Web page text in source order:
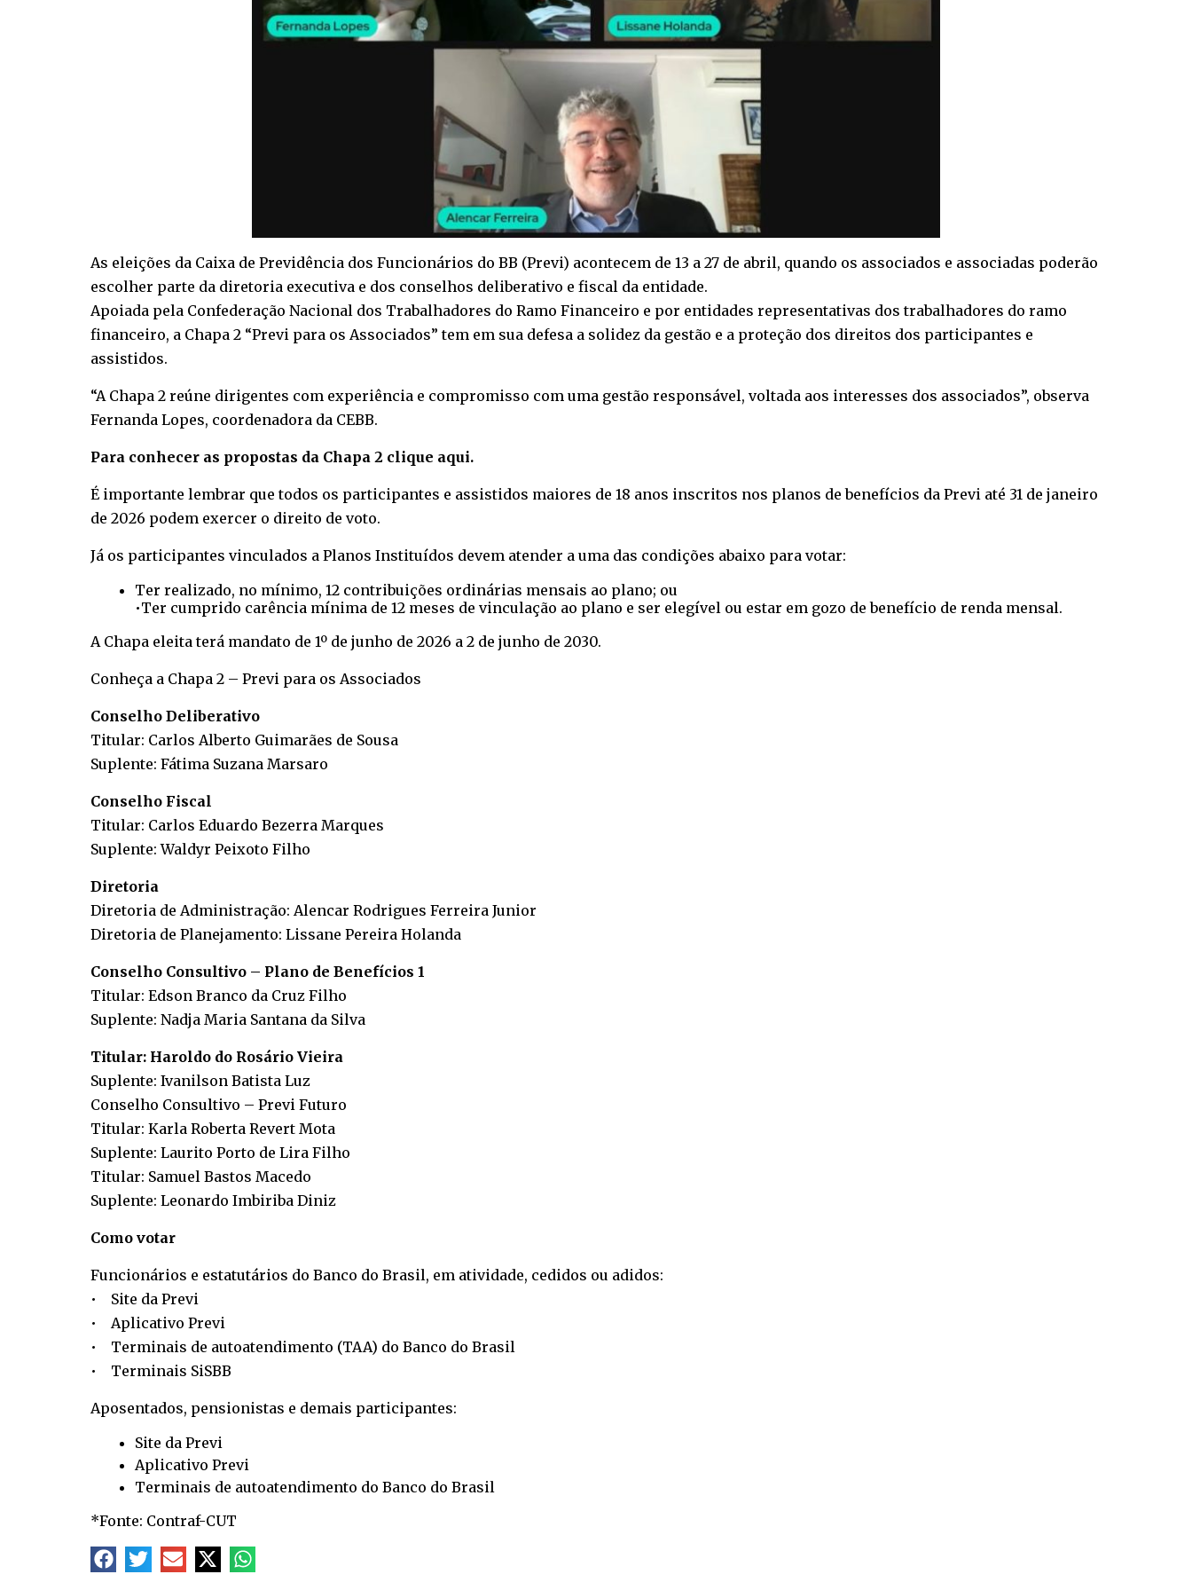
As eleições da Caixa de Previdência dos Funcionários do BB (Previ) acontecem de 13 a 27 de abril, quando os associados e associadas poderão
escolher parte da diretoria executiva e dos conselhos deliberativo e fiscal da entidade.
Apoiada pela Confederação Nacional dos Trabalhadores do Ramo Financeiro e por entidades representativas dos trabalhadores do ramo
financeiro, a Chapa 2 “Previ para os Associados” tem em sua defesa a solidez da gestão e a proteção dos direitos dos participantes e
assistidos.
“A Chapa 2 reúne dirigentes com experiência e compromisso com uma gestão responsável, voltada aos interesses dos associados”, observa
Fernanda Lopes, coordenadora da CEBB.
Para conhecer as propostas da Chapa 2 clique aqui.
É importante lembrar que todos os participantes e assistidos maiores de 18 anos inscritos nos planos de benefícios da Previ até 31 de janeiro
de 2026 podem exercer o direito de voto.
Já os participantes vinculados a Planos Instituídos devem atender a uma das condições abaixo para votar:
Ter realizado, no mínimo, 12 contribuições ordinárias mensais ao plano; ou
•Ter cumprido carência mínima de 12 meses de vinculação ao plano e ser elegível ou estar em gozo de benefício de renda mensal.
A Chapa eleita terá mandato de 1º de junho de 2026 a 2 de junho de 2030.
Conheça a Chapa 2 – Previ para os Associados
Conselho Deliberativo
Titular: Carlos Alberto Guimarães de Sousa
Suplente: Fátima Suzana Marsaro
Conselho Fiscal
Titular: Carlos Eduardo Bezerra Marques
Suplente: Waldyr Peixoto Filho
Diretoria
Diretoria de Administração: Alencar Rodrigues Ferreira Junior
Diretoria de Planejamento: Lissane Pereira Holanda
Conselho Consultivo – Plano de Benefícios 1
Titular: Edson Branco da Cruz Filho
Suplente: Nadja Maria Santana da Silva
Titular: Haroldo do Rosário Vieira
Suplente: Ivanilson Batista Luz
Conselho Consultivo – Previ Futuro
Titular: Karla Roberta Revert Mota
Suplente: Laurito Porto de Lira Filho
Titular: Samuel Bastos Macedo
Suplente: Leonardo Imbiriba Diniz
Como votar
Funcionários e estatutários do Banco do Brasil, em atividade, cedidos ou adidos:
• Site da Previ
• Aplicativo Previ
• Terminais de autoatendimento (TAA) do Banco do Brasil
• Terminais SiSBB
Aposentados, pensionistas e demais participantes:
Site da Previ
Aplicativo Previ
Terminais de autoatendimento do Banco do Brasil
*Fonte: Contraf-CUT